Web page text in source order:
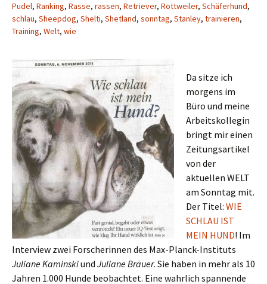
Pudel, Ranking, Rasse, rassen, Retriever, Rottweiler, Schäferhund,
schlau, Sheepdog, Shelti, Shetland, sonntag, Stanley, trainieren,
Training, Welt, wie
Da sitze ich
morgens im
Büro und meine
Arbeitskollegin
bringt mir einen
Zeitungsartikel
von der
aktuellen WELT
am Sonntag mit.
Der Titel: WIE
SCHLAU IST
MEIN HUND! Im
Interview zwei Forscherinnen des Max-Planck-Instituts
Juliane Kaminskiund Juliane Bräuer. Sie haben in mehr als 10
Jahren 1.000 Hunde beobachtet. Eine wahrlich spannende